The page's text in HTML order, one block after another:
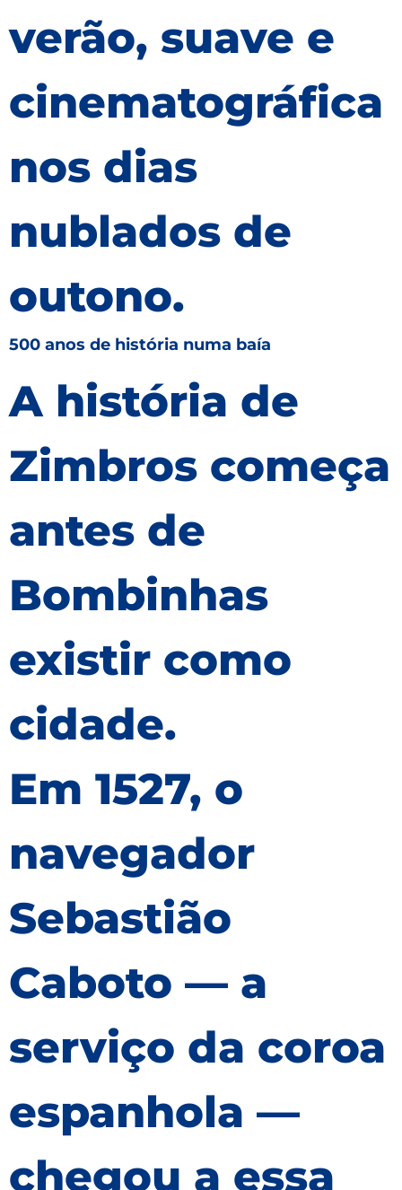
verão, suave e
cinematográfica
nos dias
nublados de
outono.
500 anos de história numa baía
A história de
Zimbros começa
antes de
Bombinhas
existir como
cidade.
Em 1527, o
navegador
Sebastião
Caboto — a
serviço da coroa
espanhola —
chegou a essa